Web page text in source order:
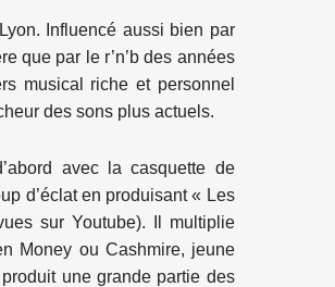
Influencé aussi bien par
que par le r’n’b des années
musical riche et personnel
des sons plus actuels.
avec la casquette de
d’éclat en produisant « Les
sur Youtube). Il multiplie
Money ou Cashmire, jeune
une grande partie des